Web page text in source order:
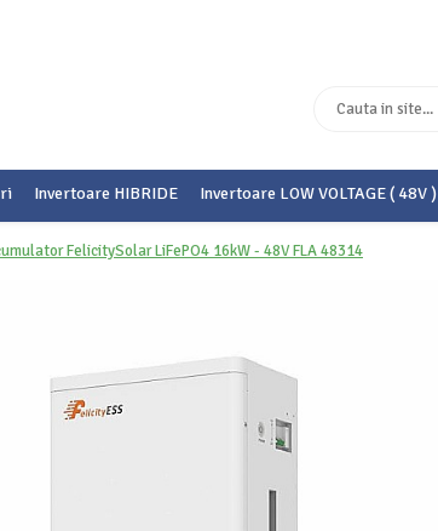
Invertoare HIBRIDE Invertoare LOW VOLTAGE ( 48V )
FelicitySolar LiFePO4 16kW - 48V FLA 48314